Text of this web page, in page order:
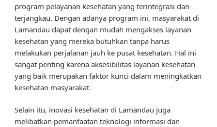
program pelayanan kesehatan yang terintegrasi dan
terjangkau. Dengan adanya program ini, masyarakat di
Lamandau dapat dengan mudah mengakses layanan
kesehatan yang mereka butuhkan tanpa harus
melakukan perjalanan jauh ke pusat kesehatan. Hal ini
sangat penting karena aksesibilitas layanan kesehatan
yang baik merupakan faktor kunci dalam meningkatkan
kesehatan masyarakat.
Selain itu, inovasi kesehatan di Lamandau juga
melibatkan pemanfaatan teknologi informasi dan